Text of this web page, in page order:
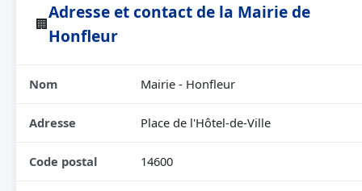
🏢
Adresse et contact de la Mairie de
Honfleur
Nom Mairie - Honfleur
Adresse Place de l'Hôtel-de-Ville
Code postal 14600